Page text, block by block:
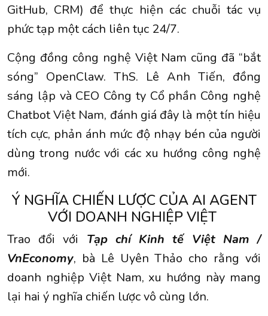
GitHub, CRM) để thực hiện các chuỗi tác vụ
phức tạp một cách liên tục 24/7.
Cộng đồng công nghệ Việt Nam cũng đã “bắt
sóng” OpenClaw. ThS. Lê Anh Tiến, đồng
sáng lập và CEO Công ty Cổ phần Công nghệ
Chatbot Việt Nam, đánh giá đây là một tín hiệu
tích cực, phản ánh mức độ nhạy bén của người
dùng trong nước với các xu hướng công nghệ
mới.
Ý NGHĨA CHIẾN LƯỢC CỦA AI AGENT
VỚI DOANH NGHIỆP VIỆT
Trao đổi với Tạp chí Kinh tế Việt Nam /
VnEconomy, bà Lê Uyên Thảo cho rằng với
doanh nghiệp Việt Nam, xu hướng này mang
lại hai ý nghĩa chiến lược vô cùng lớn.